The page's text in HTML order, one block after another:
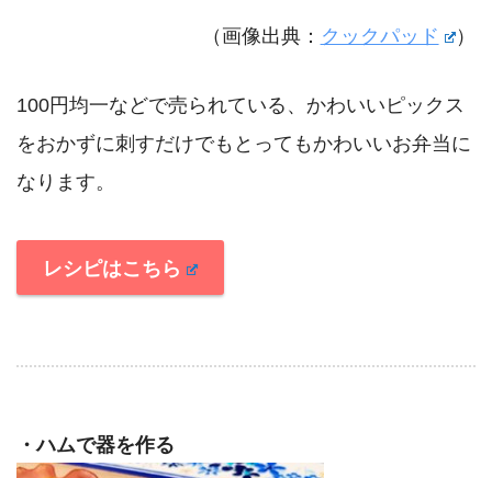
（画像出典： クックパッド ）
100円均一などで売られている、かわいいピックス
をおかずに刺すだけでもとってもかわいいお弁当に
なります。
レシピはこちら
・ハムで器を作る